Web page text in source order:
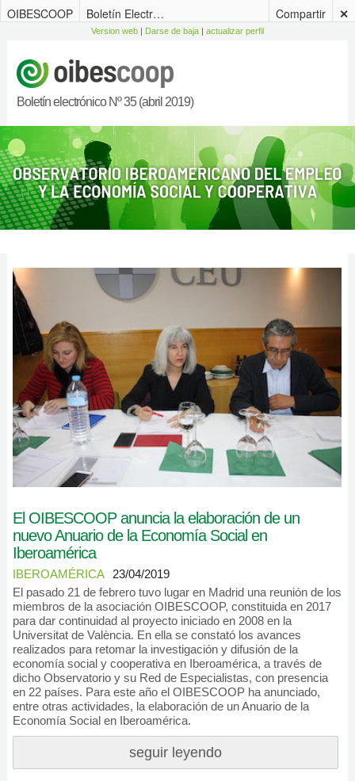
OIBESCOOP Boletín Electrónico del OIBESCOOP, nº 35 (abril 2019) ✕
Compartir